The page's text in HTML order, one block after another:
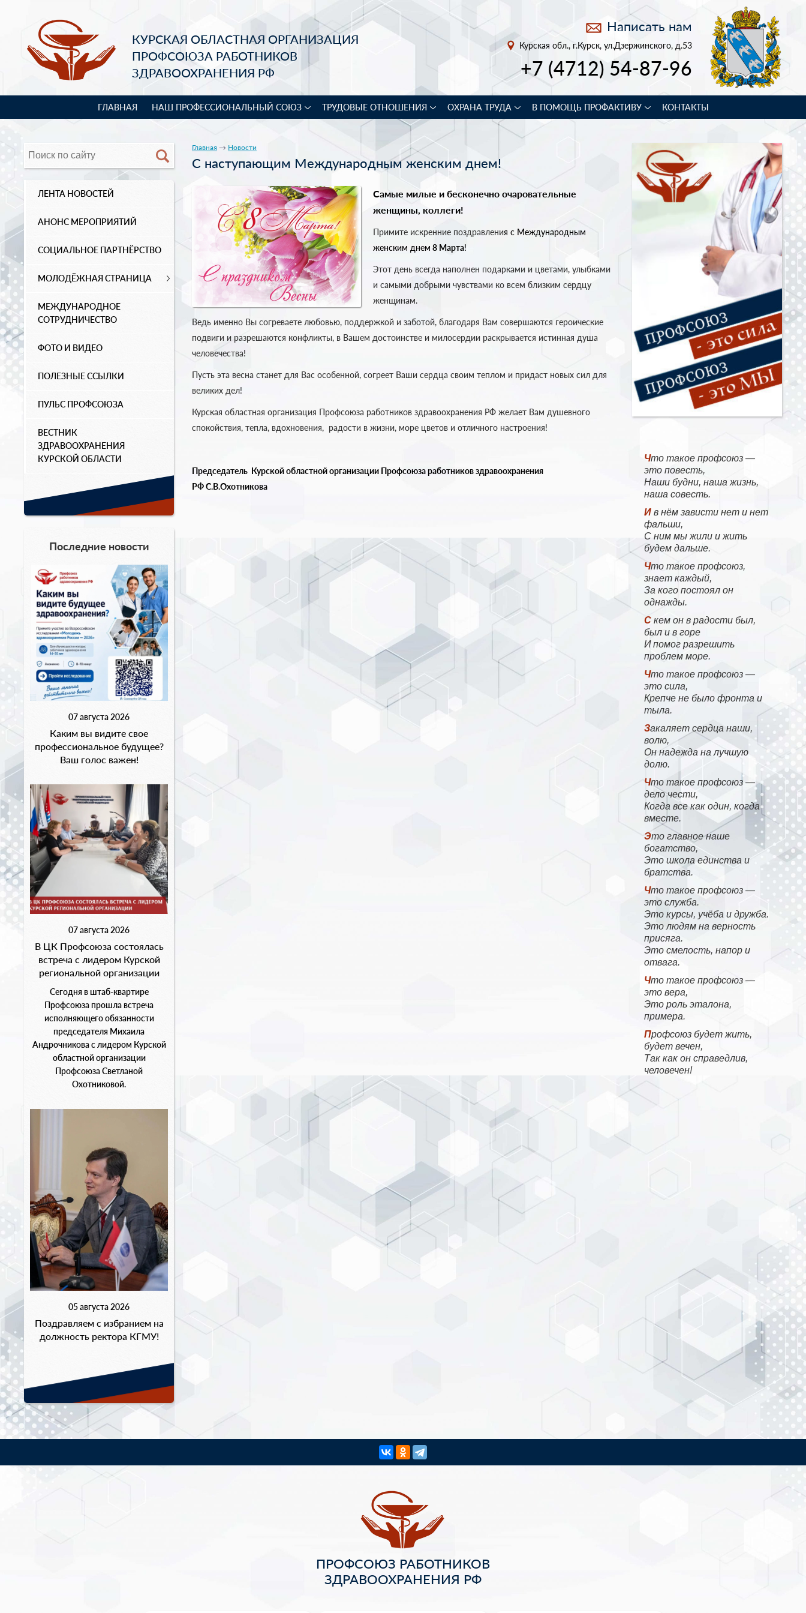
КУРСКАЯ ОБЛАСТНАЯ ОРГАНИЗАЦИЯ
ПРОФСОЮЗА РАБОТНИКОВ
ЗДРАВООХРАНЕНИЯ РФ
Написать нам
Курская обл., г.Курск, ул.Дзержинского, д.53
+7 (4712) 54-87-96
ГЛАВНАЯ НАШ ПРОФЕССИОНАЛЬНЫЙ СОЮЗ ТРУДОВЫЕ ОТНОШЕНИЯ ОХРАНА ТРУДА В ПОМОЩЬ ПРОФАКТИВУ КОНТАКТЫ
ЛЕНТА НОВОСТЕЙ
АНОНС МЕРОПРИЯТИЙ
СОЦИАЛЬНОЕ ПАРТНЁРСТВО
МОЛОДЁЖНАЯ СТРАНИЦА
МЕЖДУНАРОДНОЕ
СОТРУДНИЧЕСТВО
ФОТО И ВИДЕО
ПОЛЕЗНЫЕ ССЫЛКИ
ПУЛЬС ПРОФСОЮЗА
ВЕСТНИК
ЗДРАВООХРАНЕНИЯ
КУРСКОЙ ОБЛАСТИ
Последние новости
07 августа 2026
Каким вы видите свое
профессиональное будущее?
Ваш голос важен!
07 августа 2026
В ЦК Профсоюза состоялась
встреча с лидером Курской
региональной организации
Сегодня в штаб-квартире
Профсоюза прошла встреча
исполняющего обязанности
председателя Михаила
Андрочникова с лидером Курской
областной организации
Профсоюза Светланой
Охотниковой.
05 августа 2026
Поздравляем с избранием на
должность ректора КГМУ!
Что такое профсоюз —
это повесть,
Наши будни, наша жизнь,
наша совесть.
И в нём зависти нет и нет
фальши,
С ним мы жили и жить
будем дальше.
Что такое профсоюз,
знает каждый,
За кого постоял он
однажды.
С кем он в радости был,
был и в горе
И помог разрешить
проблем море.
Что такое профсоюз —
это сила,
Крепче не было фронта и
тыла.
Закаляет сердца наши,
волю,
Он надежда на лучшую
долю.
Что такое профсоюз —
дело чести,
Когда все как один, когда
вместе.
Это главное наше
богатство,
Это школа единства и
братства.
Что такое профсоюз —
это служба.
Это курсы, учёба и дружба.
Это людям на верность
присяга.
Это смелость, напор и
отвага.
Что такое профсоюз —
это вера,
Это роль эталона,
примера.
Профсоюз будет жить,
будет вечен,
Так как он справедлив,
человечен!
Главная → Новости
С наступающим Международным женским днем!
Самые милые и бесконечно очаровательные
женщины, коллеги!
Примите искренние поздравления с Международным
женским днем 8 Марта!
Этот день всегда наполнен подарками и цветами, улыбками
и самыми добрыми чувствами ко всем близким сердцу
женщинам.
Ведь именно Вы согреваете любовью, поддержкой и заботой, благодаря Вам совершаются героические
подвиги и разрешаются конфликты, в Вашем достоинстве и милосердии раскрывается истинная душа
человечества!
Пусть эта весна станет для Вас особенной, согреет Ваши сердца своим теплом и придаст новых сил для
великих дел!
Курская областная организация Профсоюза работников здравоохранения РФ желает Вам душевного
спокойствия, тепла, вдохновения, радости в жизни, море цветов и отличного настроения!
Председатель Курской областной организации Профсоюза работников здравоохранения
РФС.В.Охотникова
ПРОФСОЮЗ РАБОТНИКОВ
ЗДРАВООХРАНЕНИЯ РФ